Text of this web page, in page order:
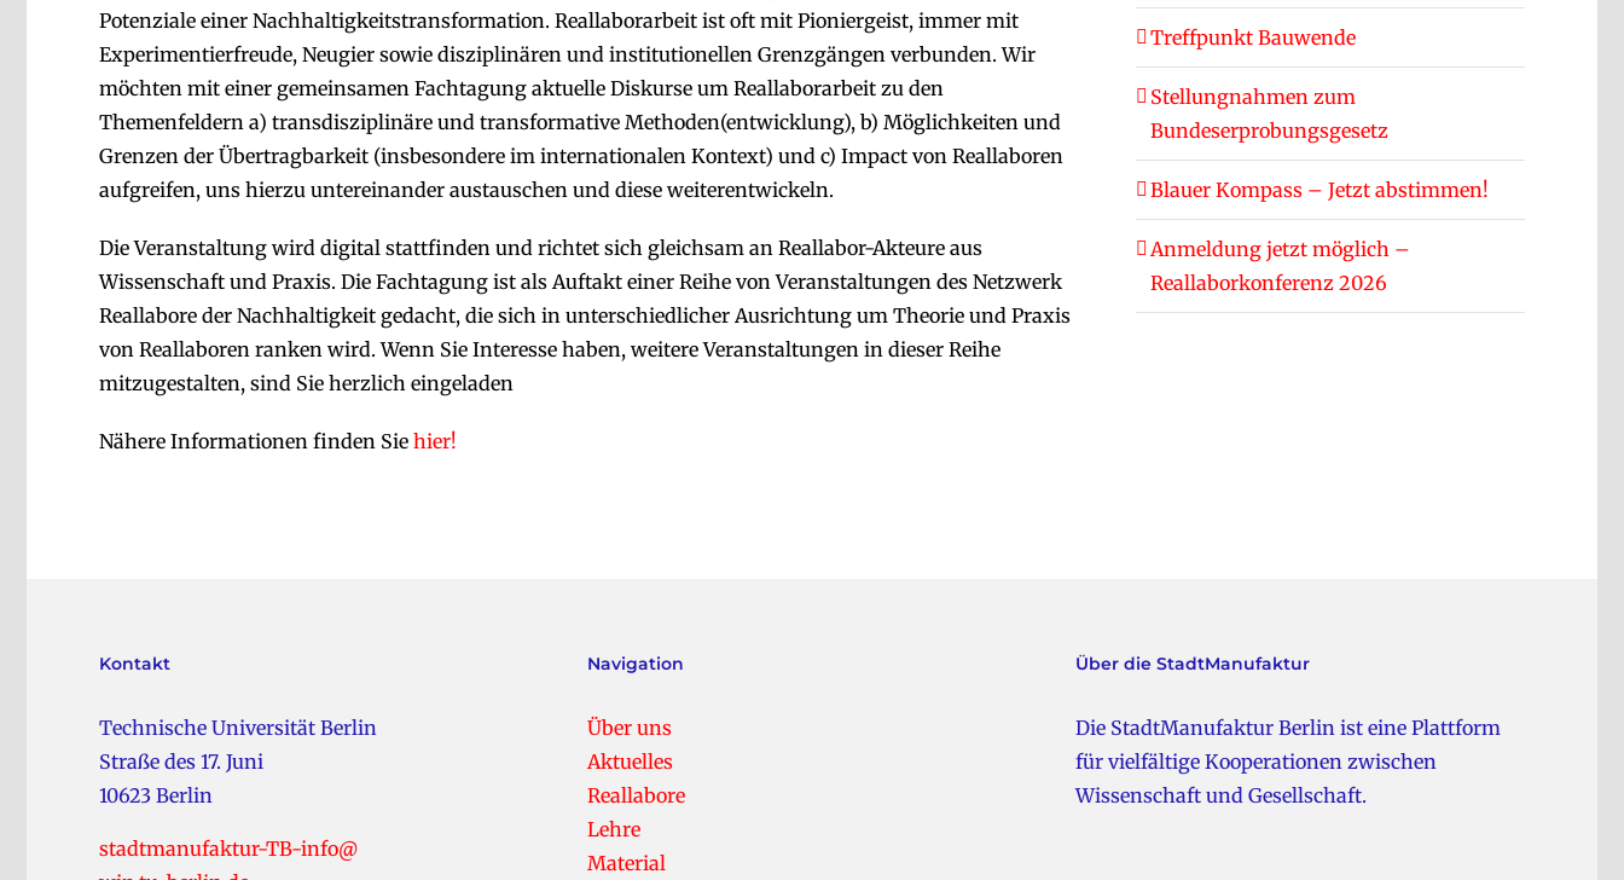
Potenziale einer Nachhaltigkeitstransformation. Reallaborarbeit ist oft mit Pioniergeist, immer mit
Experimentierfreude, Neugier sowie disziplinären und institutionellen Grenzgängen verbunden. Wir
möchten mit einer gemeinsamen Fachtagung aktuelle Diskurse um Reallaborarbeit zu den
Themenfeldern a) transdisziplinäre und transformative Methoden(entwicklung), b) Möglichkeiten und
Grenzen der Übertragbarkeit (insbesondere im internationalen Kontext) und c) Impact von Reallaboren
aufgreifen, uns hierzu untereinander austauschen und diese weiterentwickeln.
Die Veranstaltung wird digital stattfinden und richtet sich gleichsam an Reallabor-Akteure aus
Wissenschaft und Praxis. Die Fachtagung ist als Auftakt einer Reihe von Veranstaltungen des Netzwerk
Reallabore der Nachhaltigkeit gedacht, die sich in unterschiedlicher Ausrichtung um Theorie und Praxis
von Reallaboren ranken wird. Wenn Sie Interesse haben, weitere Veranstaltungen in dieser Reihe
mitzugestalten, sind Sie herzlich eingeladen
Nähere Informationen finden Sie hier!
Treffpunkt Bauwende
Stellungnahmen zum
Bundeserprobungsgesetz
Blauer Kompass – Jetzt abstimmen!
Anmeldung jetzt möglich –
Reallaborkonferenz 2026
Kontakt
Technische Universität Berlin
Straße des 17. Juni
10623 Berlin
stadtmanufaktur-TB-info@
Navigation
Über uns
Aktuelles
Reallabore
Lehre
Material
Über die StadtManufaktur
Die StadtManufaktur Berlin ist eine Plattform
für vielfältige Kooperationen zwischen
Wissenschaft und Gesellschaft.